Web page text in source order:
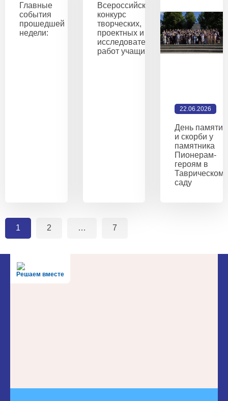
Главные
события
прошедшей
недели:
Всероссийский
конкурс
творческих,
проектных и
исследовательских
работ учащихся
День памяти
и скорби у
памятника
Пионерам-
героям в
Таврическом
саду
22.06.2026
1 2 … 7
Решаем вместе